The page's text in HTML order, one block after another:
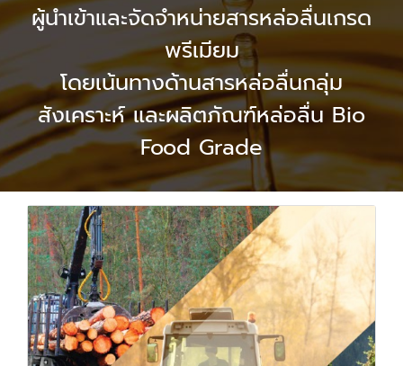
ผู้นำเข้าและจัดจำหน่ายสารหล่อลื่นเกรด
พรีเมียม
โดยเน้นทางด้านสารหล่อลื่นกลุ่ม
สังเคราะห์ และผลิตภัณฑ์หล่อลื่น Bio
Food Grade